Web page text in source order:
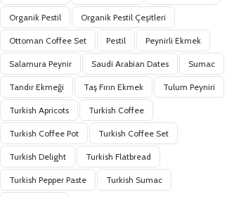
Organik Pestil Organik Pestil Çeşitleri
Ottoman Coffee Set Pestil Peynirli Ekmek
Salamura Peynir Saudi Arabian Dates Sumac
Tandır Ekmeği Taş Fırın Ekmek Tulum Peyniri
Turkish Apricots Turkish Coffee
Turkish Coffee Pot Turkish Coffee Set
Turkish Delight Turkish Flatbread
Turkish Pepper Paste Turkish Sumac